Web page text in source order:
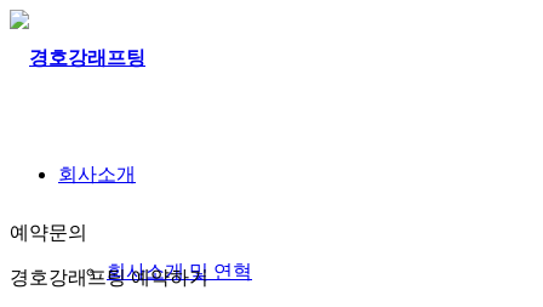
회사소개
회사소개 및 연혁
예약문의
경호강래프팅 예약하기